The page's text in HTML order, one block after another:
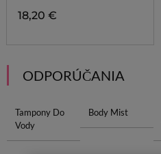
18,20 €
ODPORÚČANIA
Tampony Do
Vody
Body Mist